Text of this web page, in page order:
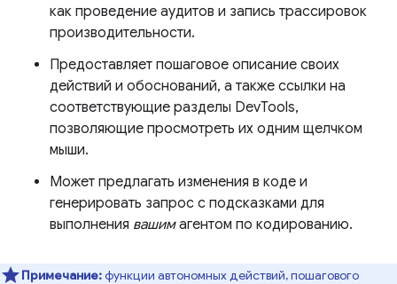
как проведение аудитов и запись трассировок
производительности.
Предоставляет пошаговое описание своих
действий и обоснований, а также ссылки на
соответствующие разделы DevTools,
позволяющие просмотреть их одним щелчком
мыши.
Может предлагать изменения в коде и
генерировать запрос с подсказками для
выполнения вашимагентом по кодированию.
Примечание: функции автономных действий, пошагового